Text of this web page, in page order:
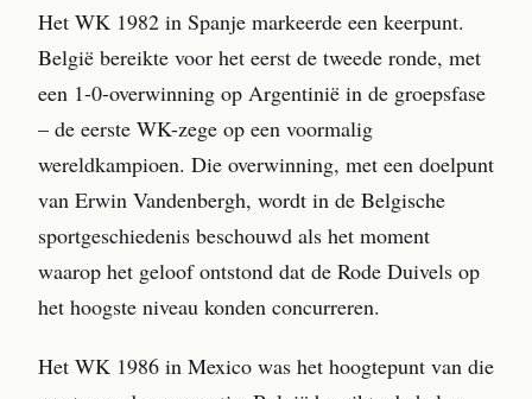
Het WK 1982 in Spanje markeerde een keerpunt.
België bereikte voor het eerst de tweede ronde, met
een 1-0-overwinning op Argentinië in de groepsfase
– de eerste WK-zege op een voormalig
wereldkampioen. Die overwinning, met een doelpunt
van Erwin Vandenbergh, wordt in de Belgische
sportgeschiedenis beschouwd als het moment
waarop het geloof ontstond dat de Rode Duivels op
het hoogste niveau konden concurreren.
Het WK 1986 in Mexico was het hoogtepunt van die